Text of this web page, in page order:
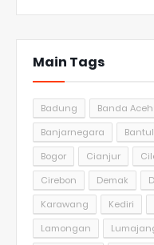
Main Tags
Badung Banda Aceh
Banjarnegara
Bantul
Bogor
Cianjur
Cirebon
Demak
Karawang
Kediri
Lamongan